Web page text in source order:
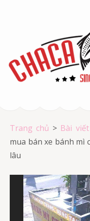
nội
dung
Trang chủ > Bài viết
mua bán xe bánh mì
lâu